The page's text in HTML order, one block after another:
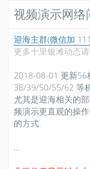
视频演示网络
迎海主群(微信加
更多十里银滩动态
2018-08-01 更新56
38/39/50/55/62 等
尤其是迎海相关的
频演示更直观的操
的方式.
...